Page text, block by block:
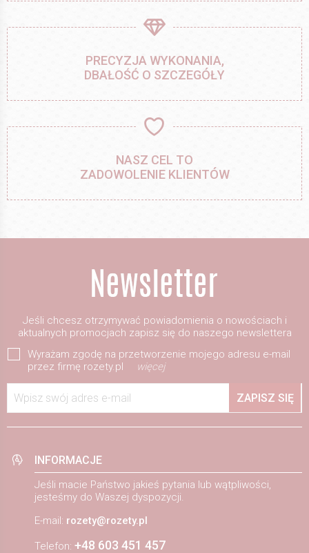
PRECYZJA WYKONANIA,
DBAŁOŚĆ O SZCZEGÓŁY
NASZ CEL TO
ZADOWOLENIE KLIENTÓW
Jeśli chcesz otrzymywać powiadomienia o nowościach i
aktualnych promocjach zapisz się do naszego newslettera
Wyrażam zgodę na przetworzenie mojego adresu e-mail
przez firmę rozety.pl
więcej
Wpisz swój adres e-mail ZAPISZ SIĘ
INFORMACJE
Jeśli macie Państwo jakieś pytania lub wątpliwości,
jesteśmy do Waszej dyspozycji.
E-mail: rozety@rozety.pl
Telefon: +48 603 451 457